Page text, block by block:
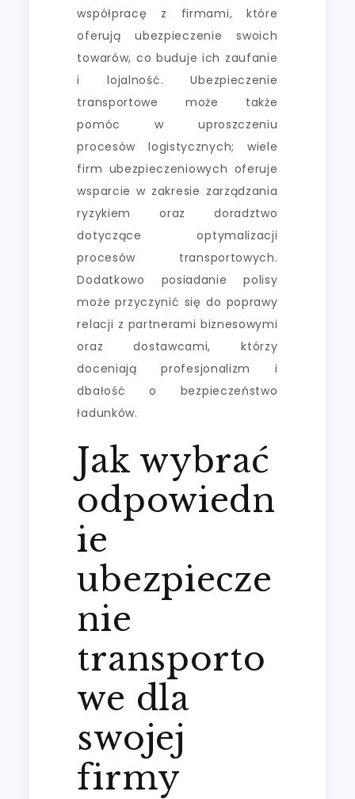
współpracę z firmami, które
oferują ubezpieczenie swoich
towarów, co buduje ich zaufanie
i lojalność. Ubezpieczenie
transportowe może także
pomóc w uproszczeniu
procesów logistycznych; wiele
firm ubezpieczeniowych oferuje
wsparcie w zakresie zarządzania
ryzykiem oraz doradztwo
dotyczące optymalizacji
procesów transportowych.
Dodatkowo posiadanie polisy
może przyczynić się do poprawy
relacji z partnerami biznesowymi
oraz dostawcami, którzy
doceniają profesjonalizm i
dbałość o bezpieczeństwo
ładunków.
Jak wybrać
odpowiedn
ie
ubezpiecze
nie
transporto
we dla
swojej
firmy